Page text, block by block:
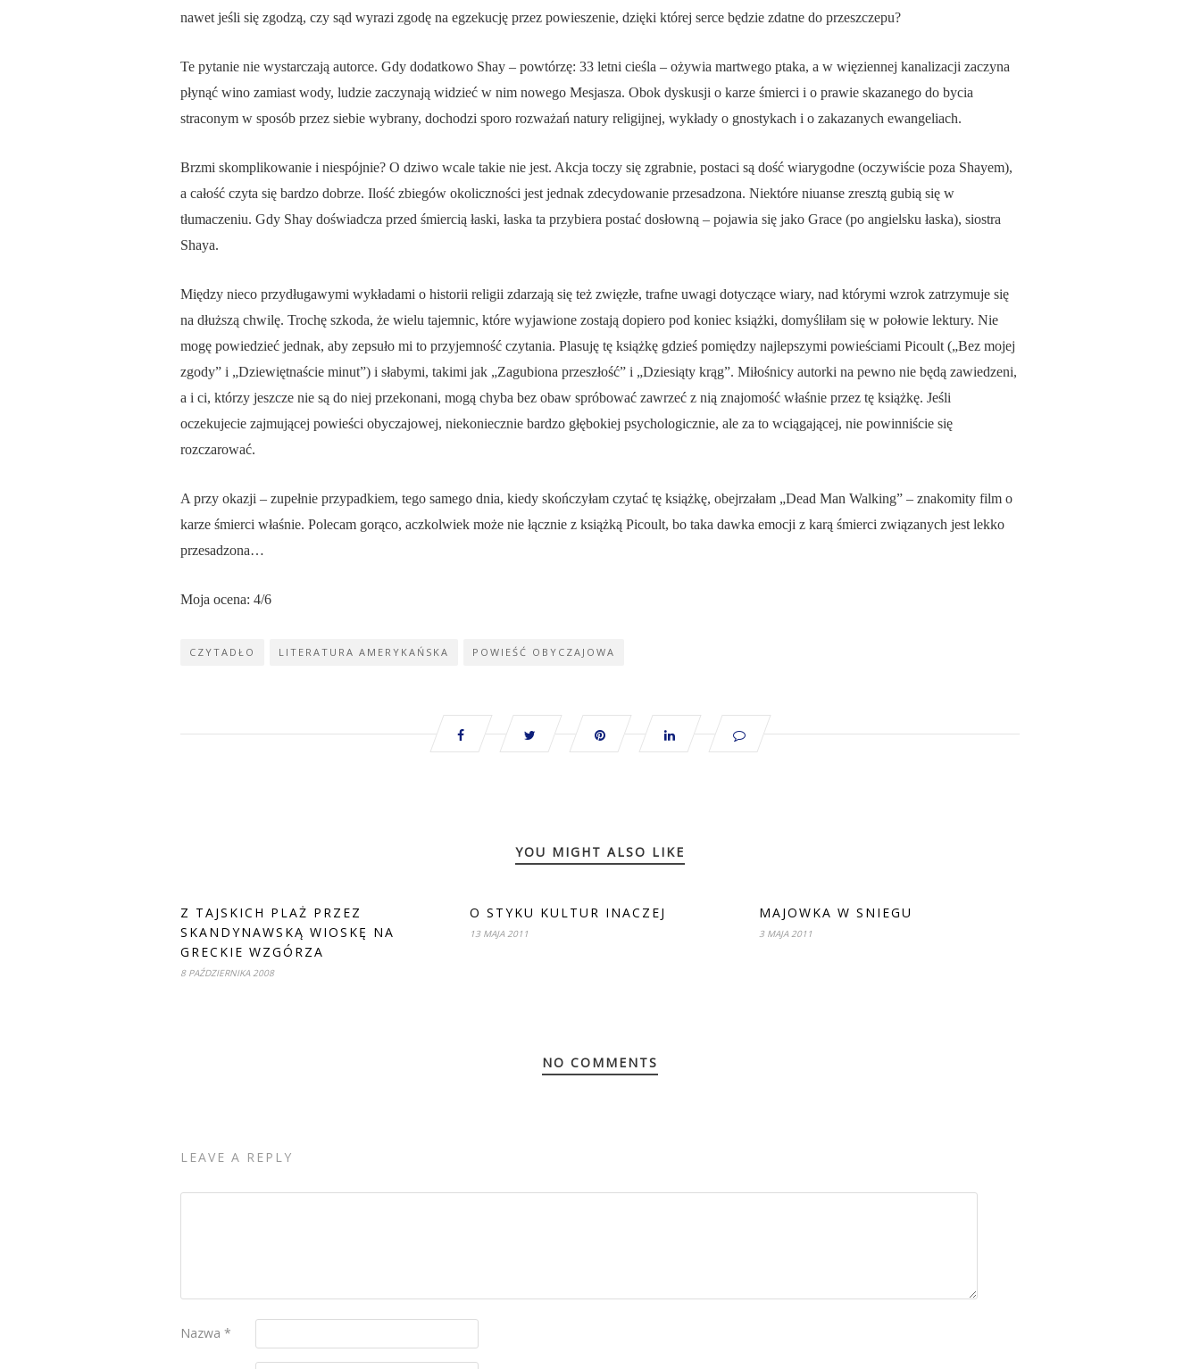
nawet jeśli się zgodzą, czy sąd wyrazi zgodę na egzekucję przez powieszenie, dzięki której serce będzie zdatne do przeszczepu?
Te pytanie nie wystarczają autorce. Gdy dodatkowo Shay – powtórzę: 33 letni cieśla – ożywia martwego ptaka, a w więziennej kanalizacji zaczyna
płynąć wino zamiast wody, ludzie zaczynają widzieć w nim nowego Mesjasza. Obok dyskusji o karze śmierci i o prawie skazanego do bycia
straconym w sposób przez siebie wybrany, dochodzi sporo rozważań natury religijnej, wykłady o gnostykach i o zakazanych ewangeliach.
Brzmi skomplikowanie i niespójnie? O dziwo wcale takie nie jest. Akcja toczy się zgrabnie, postaci są dość wiarygodne (oczywiście poza Shayem),
a całość czyta się bardzo dobrze. Ilość zbiegów okoliczności jest jednak zdecydowanie przesadzona. Niektóre niuanse zresztą gubią się w
tłumaczeniu. Gdy Shay doświadcza przed śmiercią łaski, łaska ta przybiera postać dosłowną – pojawia się jako Grace (po angielsku łaska), siostra
Shaya.
Między nieco przydługawymi wykładami o historii religii zdarzają się też zwięzłe, trafne uwagi dotyczące wiary, nad którymi wzrok zatrzymuje się
na dłuższą chwilę. Trochę szkoda, że wielu tajemnic, które wyjawione zostają dopiero pod koniec książki, domyśliłam się w połowie lektury. Nie
mogę powiedzieć jednak, aby zepsuło mi to przyjemność czytania. Plasuję tę książkę gdzieś pomiędzy najlepszymi powieściami Picoult („Bez mojej
zgody” i „Dziewiętnaście minut”) i słabymi, takimi jak „Zagubiona przeszłość” i „Dziesiąty krąg”. Miłośnicy autorki na pewno nie będą zawiedzeni,
a i ci, którzy jeszcze nie są do niej przekonani, mogą chyba bez obaw spróbować zawrzeć z nią znajomość właśnie przez tę książkę. Jeśli
oczekujecie zajmującej powieści obyczajowej, niekoniecznie bardzo głębokiej psychologicznie, ale za to wciągającej, nie powinniście się
rozczarować.
A przy okazji – zupełnie przypadkiem, tego samego dnia, kiedy skończyłam czytać tę książkę, obejrzałam „Dead Man Walking” – znakomity film o
karze śmierci właśnie. Polecam gorąco, aczkolwiek może nie łącznie z książką Picoult, bo taka dawka emocji z karą śmierci związanych jest lekko
przesadzona…
Moja ocena: 4/6
CZYTADŁO LITERATURA AMERYKAŃSKA POWIEŚĆ OBYCZAJOWA
YOU MIGHT ALSO LIKE
Z TAJSKICH PLAŻ PRZEZ
SKANDYNAWSKĄ WIOSKĘ NA
GRECKIE WZGÓRZA
8 PAŹDZIERNIKA 2008
O STYKU KULTUR INACZEJ
13 MAJA 2011
MAJOWKA W SNIEGU
3 MAJA 2011
NO COMMENTS
LEAVE A REPLY
Nazwa *